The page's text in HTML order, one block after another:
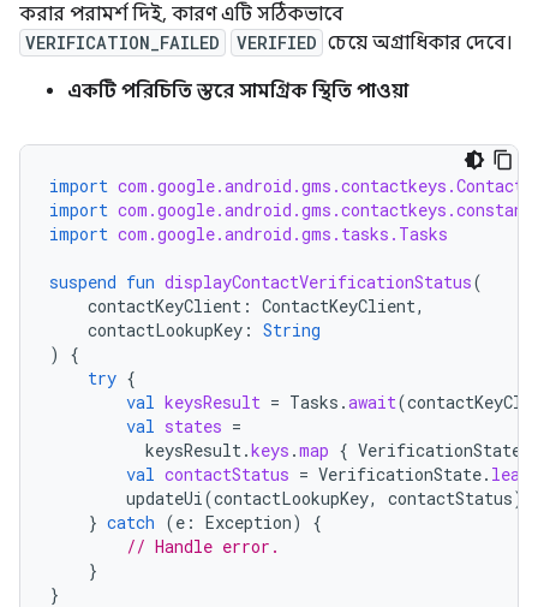
করার পরামর্শ দিই, কারণ এটি সঠিকভাবে
VERIFICATION_FAILED VERIFIED চেয়ে অগ্রাধিকার দেবে।
একটি পরিচিতি স্তরে সামগ্রিক স্থিতি পাওয়া
import
import
import com.google.android.gms.tasks.Tasks
suspend fun displayContactVerificationStatus(
contactKeyClient : ContactKeyClient,
contactLookupKey : String
)
{
try {
val keysResult = Tasks .await(
val states =
keysResult.keys .map { VerificationState
val contactStatus = VerificationState.
updateUi(contactLookupKey, contactStatus)
} catch (e : Exception)
{
// Handle error.
}
}